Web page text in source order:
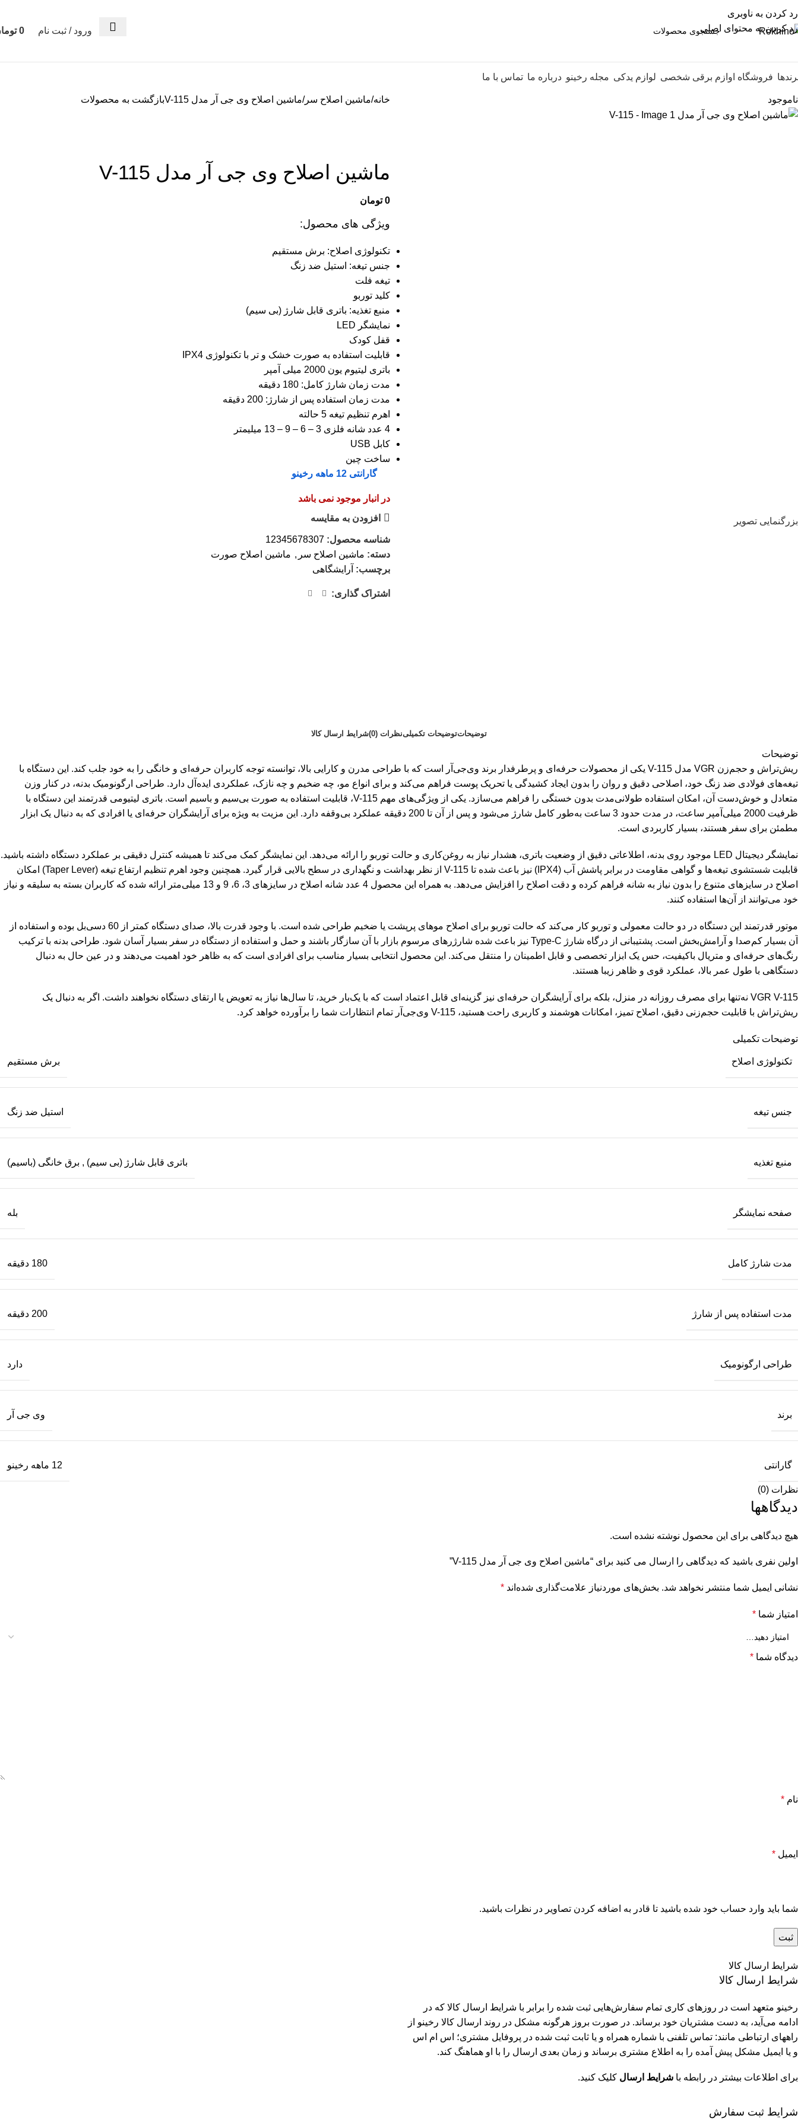
رد کردن به ناوبری
رد کردن به محتوای اصلی
ورود / ثبت نام 0
فروشگاه اوازم برقی شخصی لوازم یدکی مجله رخینو درباره ما تماس با ما
ناموجود
بزرگنمایی تصویر
خانه ماشین اصلاح سر ماشین اصلاح وی جی آر مدل V-115 بازگشت به محصولات
ماشین اصلاح وی جی آر مدل V-115
0 تومان
ویژگی های محصول:
تکنولوژی اصلاح: برش مستقیم
جنس تیغه: استیل ضد زنگ
تیغه فلت
کلید توربو
منبع تغذیه: باتری قابل شارژ (بی سیم)
نمایشگر LED
قفل کودک
قابلیت استفاده به صورت خشک و تر با تکنولوژی IPX4
باتری لیتیوم یون 2000 میلی آمپر
مدت زمان شارژ کامل: 180 دقیقه
مدت زمان استفاده پس از شارژ: 200 دقیقه
اهرم تنظیم تیغه 5 حالته
4 عدد شانه فلزی 3 – 6 – 9 – 13 میلیمتر
کابل USB
ساخت چین
گارانتی 12 ماهه رخینو
در انبار موجود نمی باشد
افزودن به مقایسه
شناسه محصول: 12345678307
دسته: ماشین اصلاح سر , ماشین اصلاح صورت
برچسب: آرایشگاهی
اشتراک گذاری:
توضیحاتتوضیحات تکمیلینظرات (0) شرایط ارسال کالا
توضیحات
ریش‌تراش و حجم‌زن VGR مدل V-115 یکی از محصولات حرفه‌ای و پرطرفدار برند وی‌جی‌آر است که با طراحی مدرن و کارایی بالا، توانسته توجه کاربران حرفه‌ای و خانگی را به خود جلب کند. این دستگاه با
تیغه‌های فولادی ضد زنگ خود، اصلاحی دقیق و روان را بدون ایجاد کشیدگی یا تحریک پوست فراهم می‌کند و برای انواع مو، چه ضخیم و چه نازک، عملکردی ایده‌آل دارد. طراحی ارگونومیک بدنه، در کنار وزن
متعادل و خوش‌دست آن، امکان استفاده طولانی‌مدت بدون خستگی را فراهم می‌سازد. یکی از ویژگی‌های مهم V-115، قابلیت استفاده به صورت بی‌سیم و باسیم است. باتری لیتیومی قدرتمند این دستگاه با
ظرفیت 2000 میلی‌آمپر ساعت، در مدت حدود 3 ساعت به‌طور کامل شارژ می‌شود و پس از آن تا 200 دقیقه عملکرد بی‌وقفه دارد. این مزیت به ویژه برای آرایشگران حرفه‌ای یا افرادی که به دنبال یک ابزار
مطمئن برای سفر هستند، بسیار کاربردی است.
نمایشگر دیجیتال LED موجود روی بدنه، اطلاعاتی دقیق از وضعیت باتری، هشدار نیاز به روغن‌کاری و حالت توربو را ارائه می‌دهد. این نمایشگر کمک می‌کند تا همیشه کنترل دقیقی بر عملکرد دستگاه داشته باشید.
قابلیت شستشوی تیغه‌ها و گواهی مقاومت در برابر پاشش آب (IPX4) نیز باعث شده تا V-115 از نظر بهداشت و نگهداری در سطح بالایی قرار گیرد. همچنین وجود اهرم تنظیم ارتفاع تیغه (Taper Lever) امکان
اصلاح در سایزهای متنوع را بدون نیاز به شانه فراهم کرده و دقت اصلاح را افزایش می‌دهد. به همراه این محصول 4 عدد شانه اصلاح در سایزهای 3، 6، 9 و 13 میلی‌متر ارائه شده که کاربران بسته به سلیقه و نیاز
خود می‌توانند از آن‌ها استفاده کنند.
موتور قدرتمند این دستگاه در دو حالت معمولی و توربو کار می‌کند که حالت توربو برای اصلاح موهای پرپشت یا ضخیم طراحی شده است. با وجود قدرت بالا، صدای دستگاه کمتر از 60 دسی‌بل بوده و استفاده از
آن بسیار کم‌صدا و آرامش‌بخش است. پشتیبانی از درگاه شارژ Type-C نیز باعث شده شارژرهای مرسوم بازار با آن سازگار باشند و حمل و استفاده از دستگاه در سفر بسیار آسان شود. طراحی بدنه با ترکیب
رنگ‌های حرفه‌ای و متریال باکیفیت، حس یک ابزار تخصصی و قابل اطمینان را منتقل می‌کند. این محصول انتخابی بسیار مناسب برای افرادی است که به ظاهر خود اهمیت می‌دهند و در عین حال به دنبال
دستگاهی با طول عمر بالا، عملکرد قوی و ظاهر زیبا هستند.
VGR V-115 نه‌تنها برای مصرف روزانه در منزل، بلکه برای آرایشگران حرفه‌ای نیز گزینه‌ای قابل اعتماد است که با یک‌بار خرید، تا سال‌ها نیاز به تعویض یا ارتقای دستگاه نخواهند داشت. اگر به دنبال یک
ریش‌تراش با قابلیت حجم‌زنی دقیق، اصلاح تمیز، امکانات هوشمند و کاربری راحت هستید، V-115 وی‌جی‌آر تمام انتظارات شما را برآورده خواهد کرد.
توضیحات تکمیلی
تکنولوژی اصلاح برش مستقیم
جنس تیغه استیل ضد زنگ
منبع تغذیه باتری قابل شارژ (بی سیم) , برق خانگی (باسیم)
صفحه نمایشگر بله
مدت شارژ کامل 180 دقیقه
مدت استفاده پس از شارژ 200 دقیقه
طراحی ارگونومیک دارد
برند وی جی آر
گارانتی 12 ماهه رخینو
نظرات (0)
دیدگاهها
هیچ دیدگاهی برای این محصول نوشته نشده است.
اولین نفری باشید که دیدگاهی را ارسال می کنید برای “ماشین اصلاح وی جی آر مدل V-115”
نشانی ایمیل شما منتشر نخواهد شد. بخش‌های موردنیاز علامت‌گذاری شده‌اند *
امتیاز شما *
دیدگاه شما *
نام *
ایمیل *
شما باید وارد حساب خود شده باشید تا قادر به اضافه کردن تصاویر در نظرات باشید.
شرایط ارسال کالا
شرایط ارسال کالا
رخینو متعهد است در روزهای کاری تمام سفارش‌هایی ثبت شده را برابر با شرایط ارسال کالا که در
ادامه می‌آید، به دست مشتریان خود برساند. در صورت بروز هرگونه مشکل در روند ارسال کالا رخینو از
راههای ارتباطی مانند: تماس تلفنی با شماره همراه و یا ثابت ثبت شده در پروفایل مشتری؛ اس ام اس
و یا ایمیل مشکل پیش آمده را به اطلاع مشتری برساند و زمان بعدی ارسال را با او هماهنگ کند.
برای اطلاعات بیشتر در رابطه با شرایط ارسال کلیک کنید.
شرایط ثبت سفارش